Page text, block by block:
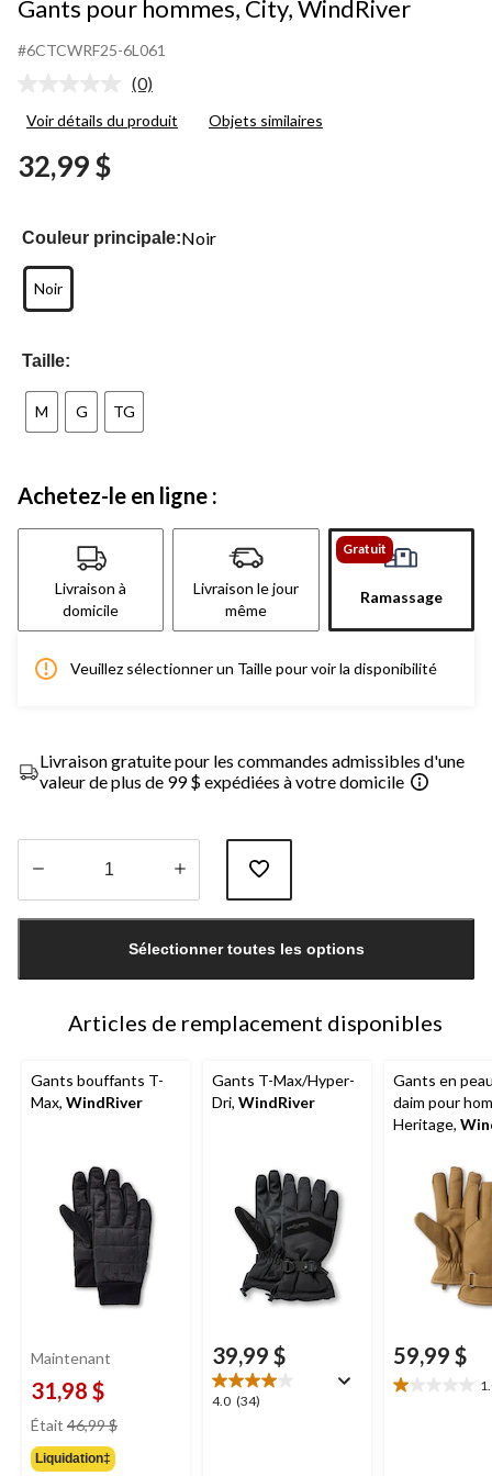
Gants pour hommes, City, WindRiver
#6CTCWRF25-6L061
Aucune
pour
même
page.
(0)
Voir détails du produit Objets similaires
32,99 $
Couleur principale:Noir
Noir
Taille:
M G TG
Achetez-le en ligne :
Livraison à
domicile
Livraison le jour
même
Gratuit
Ramassage
Veuillez sélectionner un Taille pour voir la disponibilité
Livraison gratuite pour les commandes admissibles d'une
valeur de plus de 99 $ expédiées à votre domicile
jour
Sélectionner toutes les options
Articles de remplacement disponibles
Gants bouffants T-
Max, WindRiver
Maintenant
31,98 $
Était 46,99 $
Liquidation‡
Gants T-Max/Hyper-
Dri, WindRiver
39,99 $
4.0 (34)
4.0
Gants en
daim pour
Heritage,
59,99 $
1.0